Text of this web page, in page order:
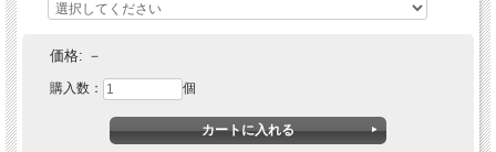
価格: －
購入数： 個